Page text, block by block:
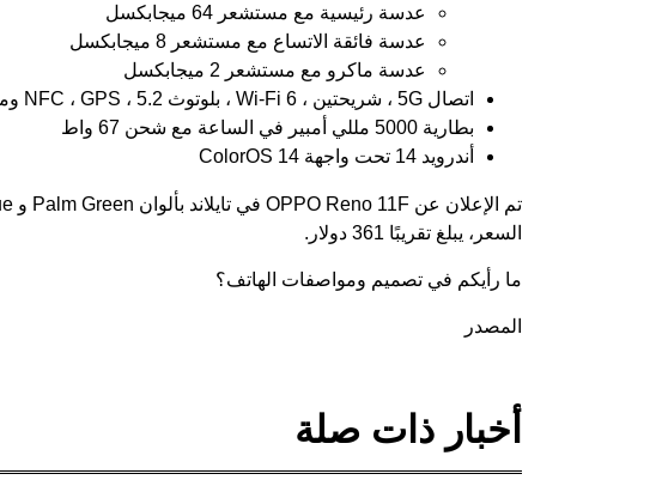
عدسة رئيسية مع مستشعر 64 ميجابكسل
عدسة فائقة الاتساع مع مستشعر 8 ميجابكسل
عدسة ماكرو مع مستشعر 2 ميجابكسل
اتصال 5G ، شريحتين ، Wi-Fi 6 ، بلوتوث 5.2 ، NFC ، GPS ومنفذ USB-C
بطارية 5000 مللي أمبير في الساعة مع شحن 67 واط
أندرويد 14 تحت واجهة ColorOS 14
السعر، يبلغ تقريبًا 361 دولار.
ما رأيكم في تصميم ومواصفات الهاتف؟
المصدر
أخبار ذات صلة